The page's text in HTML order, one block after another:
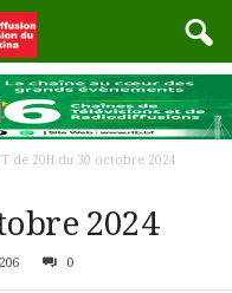
de 20H du 30 octobre 2024
2024
0